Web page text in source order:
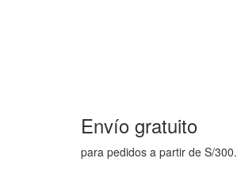
Envío gratuito
para pedidos a partir de S/